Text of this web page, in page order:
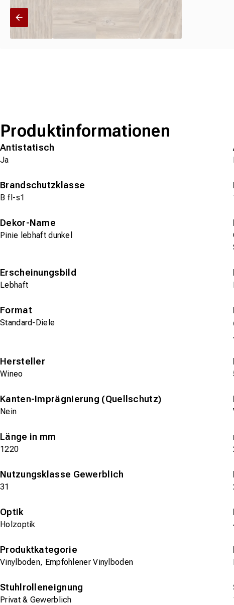
Produktinformationen
Antistatisch
Ja
Brandschutzklasse
B fl-s1
Dekor-Name
Pinie lebhaft dunkel
Erscheinungsbild
Lebhaft
Format
Standard-Diele
Hersteller
Wineo
Kanten-Imprägnierung (Quellschutz)
Nein
Länge in mm
1220
Nutzungsklasse Gewerblich
31
Optik
Holzoptik
Produktkategorie
Vinylboden, Empfohlener Vinylboden
Stuhlrolleneignung
Privat & Gewerblich